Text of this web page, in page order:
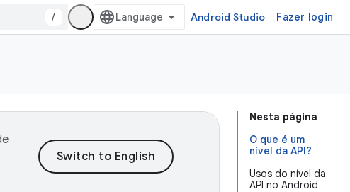
/ Android Studio Fazer login
Nesta página
O que é um
nível da API?
Usos do nível da
API no Android